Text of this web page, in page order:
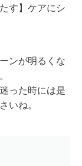
す】ケアにシ
ンが明るくな
った時には是
いね。